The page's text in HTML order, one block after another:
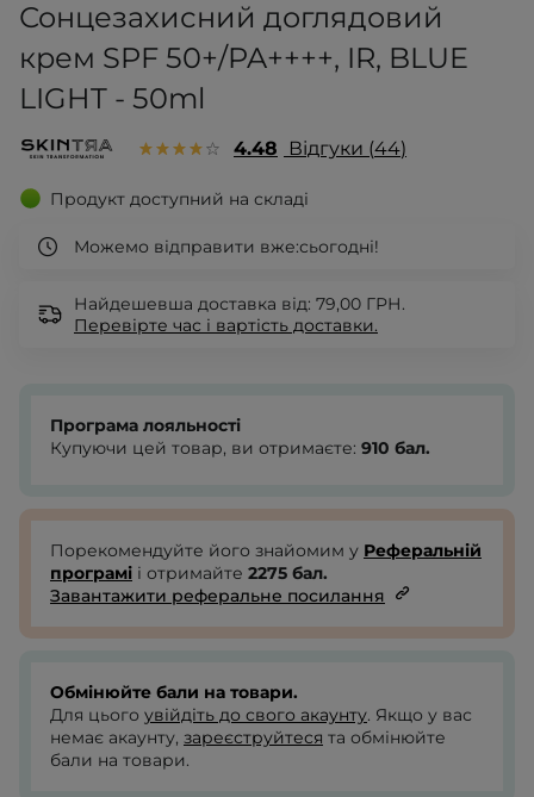
Сонцезахисний доглядовий
крем SPF 50+/PA++++, IR, BLUE
LIGHT - 50ml
4.48 Відгуки 44
Продукт доступний на складі
Можемо відправити вже:сьогодні!
Найдешевша доставка від: 79,00 ГРН.
Перевірте час і вартість доставки.
Програма лояльності
Купуючи цей товар, ви отримаєте: 910 бал.
Порекомендуйте його знайомим у Реферальній
програмі і отримайте 2275 бал.
Завантажити реферальне посилання
Обмінюйте бали на товари.
Для цього увійдіть до свого акаунту. Якщо у вас
немає акаунту, зареєструйтеся та обмінюйте
бали на товари.